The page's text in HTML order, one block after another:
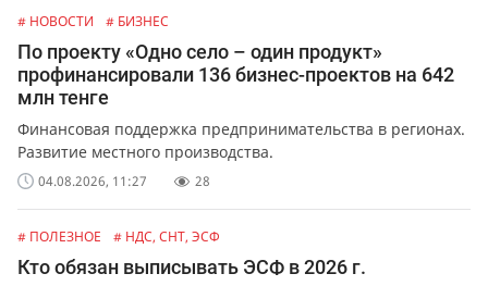
# НОВОСТИ # БИЗНЕС
По проекту «Одно село – один продукт»
профинансировали 136 бизнес-проектов на 642
млн тенге
Финансовая поддержка предпринимательства в регионах.
Развитие местного производства.
04.08.2026, 11:27 28
# ПОЛЕЗНОЕ # НДС, СНТ, ЭСФ
Кто обязан выписывать ЭСФ в 2026 г.